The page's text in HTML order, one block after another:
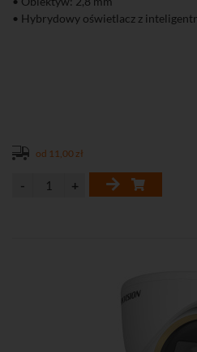
• Hybrydowy oświetlacz z
• Wbudowany mikrofon -
od 11,00 zł